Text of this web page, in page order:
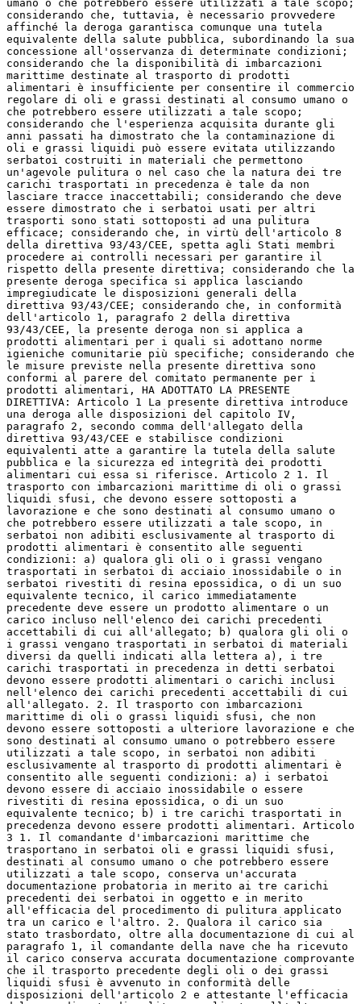
umano o che potrebbero essere utilizzati a tale scopo;
considerando che, tuttavia, è necessario provvedere
affinché la deroga garantisca comunque una tutela
equivalente della salute pubblica, subordinando la sua
concessione all'osservanza di determinate condizioni;
considerando che la disponibilità di imbarcazioni
marittime destinate al trasporto di prodotti
alimentari è insufficiente per consentire il commercio
regolare di oli e grassi destinati al consumo umano o
che potrebbero essere utilizzati a tale scopo;
considerando che l'esperienza acquisita durante gli
anni passati ha dimostrato che la contaminazione di
oli e grassi liquidi può essere evitata utilizzando
serbatoi costruiti in materiali che permettono
un'agevole pulitura o nel caso che la natura dei tre
carichi trasportati in precedenza è tale da non
lasciare tracce inaccettabili; considerando che deve
essere dimostrato che i serbatoi usati per altri
trasporti sono stati sottoposti ad una pulitura
efficace; considerando che, in virtù dell'articolo 8
della direttiva 93/43/CEE, spetta agli Stati membri
procedere ai controlli necessari per garantire il
rispetto della presente direttiva; considerando che la
presente deroga specifica si applica lasciando
impregiudicate le disposizioni generali della
direttiva 93/43/CEE; considerando che, in conformità
dell'articolo 1, paragrafo 2 della direttiva
93/43/CEE, la presente deroga non si applica a
prodotti alimentari per i quali si adottano norme
igieniche comunitarie più specifiche; considerando che
le misure previste nella presente direttiva sono
conformi al parere del comitato permanente per i
prodotti alimentari, HA ADOTTATO LA PRESENTE
DIRETTIVA: Articolo 1 La presente direttiva introduce
una deroga alle disposizioni del capitolo IV,
paragrafo 2, secondo comma dell'allegato della
direttiva 93/43/CEE e stabilisce condizioni
equivalenti atte a garantire la tutela della salute
pubblica e la sicurezza ed integrità dei prodotti
alimentari cui essa si riferisce. Articolo 2 1. Il
trasporto con imbarcazioni marittime di oli o grassi
liquidi sfusi, che devono essere sottoposti a
lavorazione e che sono destinati al consumo umano o
che potrebbero essere utilizzati a tale scopo, in
serbatoi non adibiti esclusivamente al trasporto di
prodotti alimentari è consentito alle seguenti
condizioni: a) qualora gli oli o i grassi vengano
trasportati in serbatoi di acciaio inossidabile o in
serbatoi rivestiti di resina epossidica, o di un suo
equivalente tecnico, il carico immediatamente
precedente deve essere un prodotto alimentare o un
carico incluso nell'elenco dei carichi precedenti
accettabili di cui all'allegato; b) qualora gli oli o
i grassi vengano trasportati in serbatoi di materiali
diversi da quelli indicati alla lettera a), i tre
carichi trasportati in precedenza in detti serbatoi
devono essere prodotti alimentari o carichi inclusi
nell'elenco dei carichi precedenti accettabili di cui
all'allegato. 2. Il trasporto con imbarcazioni
marittime di oli o grassi liquidi sfusi, che non
devono essere sottoposti a ulteriore lavorazione e che
sono destinati al consumo umano o potrebbero essere
utilizzati a tale scopo, in serbatoi non adibiti
esclusivamente al trasporto di prodotti alimentari è
consentito alle seguenti condizioni: a) i serbatoi
devono essere di acciaio inossidabile o essere
rivestiti di resina epossidica, o di un suo
equivalente tecnico; b) i tre carichi trasportati in
precedenza devono essere prodotti alimentari. Articolo
3 1. Il comandante d'imbarcazioni marittime che
trasportano in serbatoi oli e grassi liquidi sfusi,
destinati al consumo umano o che potrebbero essere
utilizzati a tale scopo, conserva un'accurata
documentazione probatoria in merito ai tre carichi
precedenti dei serbatoi in oggetto e in merito
all'efficacia del procedimento di pulitura applicato
tra un carico e l'altro. 2. Qualora il carico sia
stato trasbordato, oltre alla documentazione di cui al
paragrafo 1, il comandante della nave che ha ricevuto
il carico conserva accurata documentazione comprovante
che il trasporto precedente degli oli o dei grassi
liquidi sfusi è avvenuto in conformità delle
disposizioni dell'articolo 2 e attestante l'efficacia